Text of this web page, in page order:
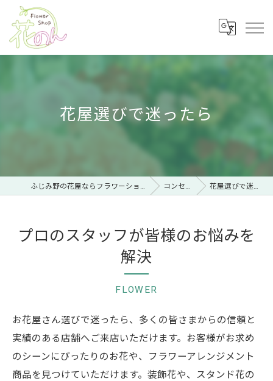
花屋選びで迷ったら
ふじみ野の花屋ならフラワーショップ 花のん コンセプト 花屋選びで迷ったら
プロのスタッフが皆様のお悩みを
解決
FLOWER
お花屋さん選びで迷ったら、多くの皆さまからの信頼と
実績のある店舗へご来店いただけます。お客様がお求め
のシーンにぴったりのお花や、フラワーアレンジメント
商品を見つけていただけます。装飾花や、スタンド花の